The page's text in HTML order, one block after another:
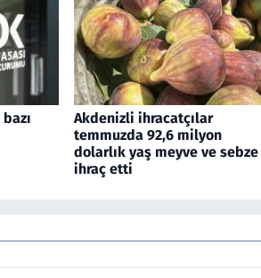
Akdenizli ihracatçılar
temmuzda 92,6 milyon
dolarlık yaş meyve ve sebze
ihraç etti